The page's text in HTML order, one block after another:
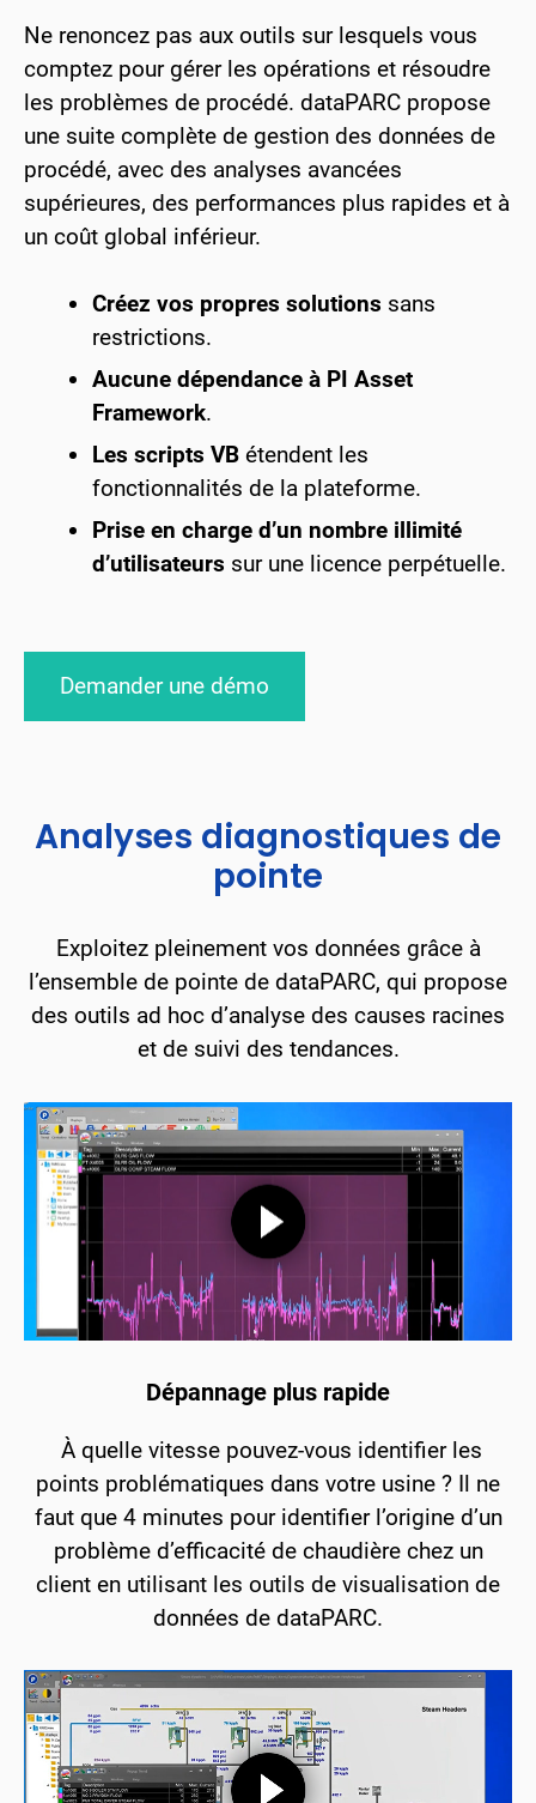
Ne renoncez pas aux outils sur lesquels vous
comptez pour gérer les opérations et résoudre
les problèmes de procédé. dataPARC propose
une suite complète de gestion des données de
procédé, avec des analyses avancées
supérieures, des performances plus rapides et à
un coût global inférieur.
Créez vos propres solutions sans
restrictions.
Aucune dépendance à PI Asset
Framework.
Les scripts VB étendent les
fonctionnalités de la plateforme.
Prise en charge d’un nombre illimité
d’utilisateurs sur une licence perpétuelle.
Demander une démo
Analyses diagnostiques de
pointe
Exploitez pleinement vos données grâce à
l’ensemble de pointe de dataPARC, qui propose
des outils ad hoc d’analyse des causes racines
et de suivi des tendances.
Dépannage plus rapide
À quelle vitesse pouvez-vous identifier les
points problématiques dans votre usine ? Il ne
faut que 4 minutes pour identifier l’origine d’un
problème d’efficacité de chaudière chez un
client en utilisant les outils de visualisation de
données de dataPARC.